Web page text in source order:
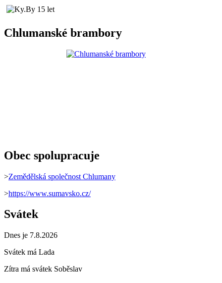
Chlumanské brambory
Obec spolupracuje
>Zemědělská společnost Chlumany
>https://www.sumavsko.cz/
Svátek
Dnes je 7.8.2026
Svátek má Lada
Zítra má svátek Soběslav